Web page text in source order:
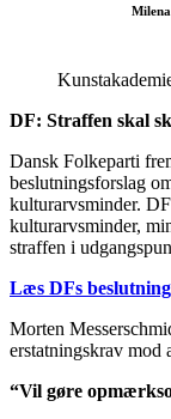
DF: Straffen skal
Dansk Folkeparti
beslutningsforslag
kulturarvsminder.
kulturarvsminder,
straffen i
Læs DFs
Morten
erstatningskrav mod
“Vil gøre